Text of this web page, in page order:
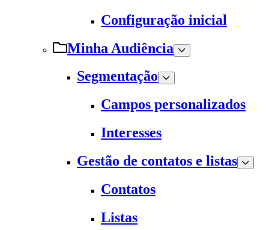
Configuração inicial
Minha Audiência
Segmentação
Campos personalizados
Interesses
Gestão de contatos e listas
Contatos
Listas